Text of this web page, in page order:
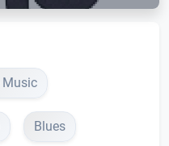
Music
Blues